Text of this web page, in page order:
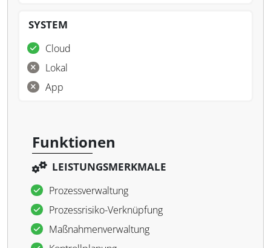
SYSTEM
Cloud
Lokal
App
Funktionen
LEISTUNGSMERKMALE
Prozessverwaltung
Prozessrisiko-Verknüpfung
Maßnahmenverwaltung